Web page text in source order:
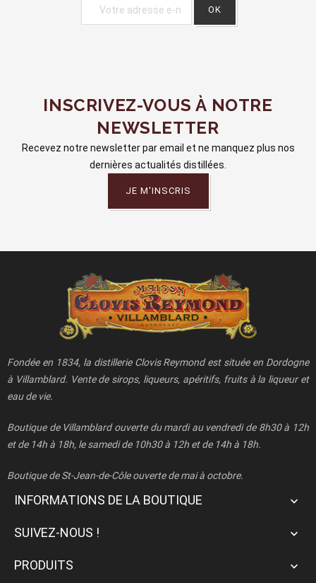
INSCRIVEZ-VOUS À NOTRE
NEWSLETTER
Recevez notre newsletter par email et ne manquez plus nos
dernières actualités distillées.
JE M'INSCRIS
Fondée en 1834, la distillerie Clovis Reymond est située en Dordogne
à Villamblard. Vente de sirops, liqueurs, apéritifs, fruits à la liqueur et
eau de vie.
Boutique de Villamblard ouverte du mardi au vendredi de 8h30 à 12h
et de 14h à 18h, le samedi de 10h30 à 12h et de 14h à 18h.
Boutique de St-Jean-de-Côle ouverte de mai à octobre.
INFORMATIONS DE LA BOUTIQUE 
SUIVEZ-NOUS ! 
PRODUITS 